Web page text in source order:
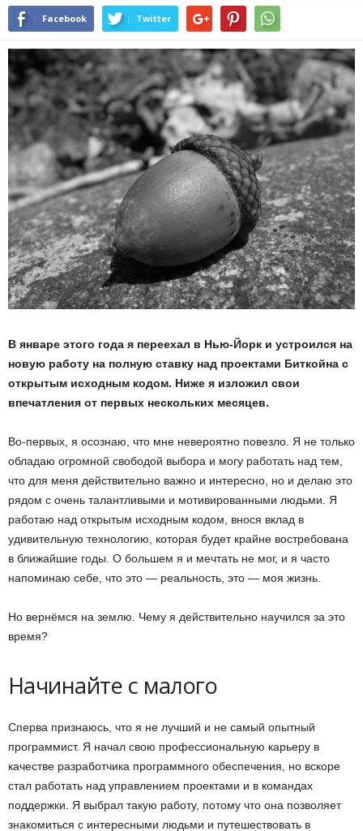
Facebook Twitter
В январе этого года я переехал в Нью-Йорк и устроился на
новую работу на полную ставку над проектами Биткойна с
открытым исходным кодом. Ниже я изложил свои
впечатления от первых нескольких месяцев.
Во-первых, я осознаю, что мне невероятно повезло. Я не только
обладаю огромной свободой выбора и могу работать над тем,
что для меня действительно важно и интересно, но и делаю это
рядом с очень талантливыми и мотивированными людьми. Я
работаю над открытым исходным кодом, внося вклад в
удивительную технологию, которая будет крайне востребована
в ближайшие годы. О большем я и мечтать не мог, и я часто
напоминаю себе, что это — реальность, это — моя жизнь.
Но вернёмся на землю. Чему я действительно научился за это
время?
Начинайте с малого
Сперва признаюсь, что я не лучший и не самый опытный
программист. Я начал свою профессиональную карьеру в
качестве разработчика программного обеспечения, но вскоре
стал работать над управлением проектами и в командах
поддержки. Я выбрал такую работу, потому что она позволяет
знакомиться с интересными людьми и путешествовать в